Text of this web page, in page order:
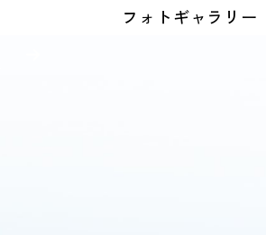
フォトギャラリー